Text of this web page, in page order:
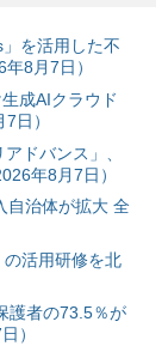
を活用した不
8月7日）
成AIクラウド
日）
ドバンス」、
年8月7日）
自治体が拡大 全
活用研修を北
護者の73.5％が
）